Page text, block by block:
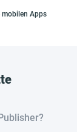
mobilen Apps